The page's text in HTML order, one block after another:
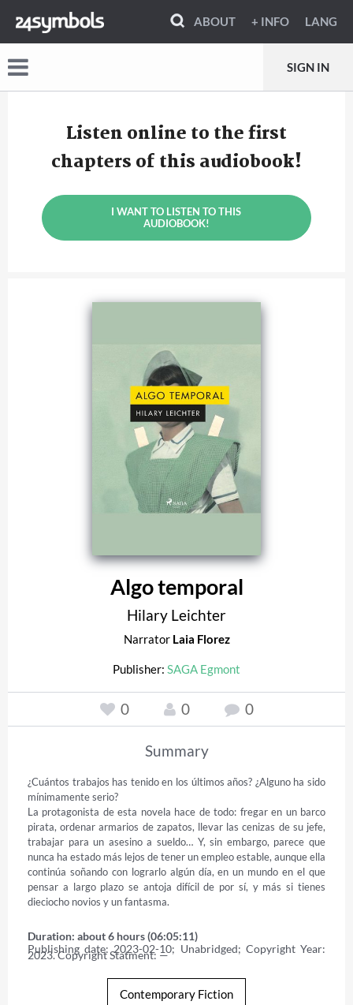
ABOUT + INFO LANG
SIGN IN
Listen online to the first
chapters of this audiobook!
I WANT TO LISTEN TO THIS
AUDIOBOOK!
Algo temporal
Hilary Leichter
Narrator Laia Florez
Publisher: SAGA Egmont
0 0 0
Summary
¿Cuántos trabajos has tenido en los últimos años? ¿Alguno ha sido
mínimamente serio?
La protagonista de esta novela hace de todo: fregar en un barco
pirata, ordenar armarios de zapatos, llevar las cenizas de su jefe,
trabajar para un asesino a sueldo… Y, sin embargo, parece que
nunca ha estado más lejos de tener un empleo estable, aunque ella
continúa soñando con lograrlo algún día, en un mundo en el que
pensar a largo plazo se antoja difícil de por sí, y más si tienes
dieciocho novios y un fantasma.
Duration: about 6 hours (06:05:11)
Publishing date: 2023-02-10; Unabridged; Copyright Year:
2023. Copyright Statment: —
Contemporary Fiction